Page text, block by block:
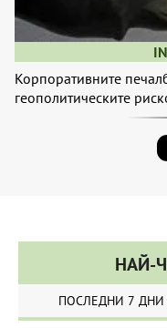
Корпоративните
геополитическите
НАЙ-
ПОСЛЕДНИ 7 ДНИ